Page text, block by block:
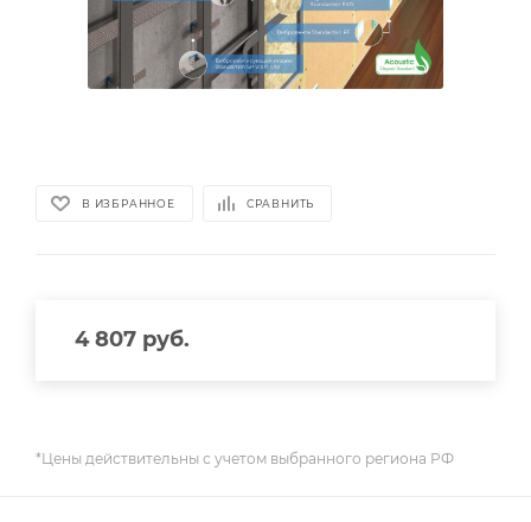
В ИЗБРАННОЕ СРАВНИТЬ
4 807 руб.
*Цены действительны с учетом выбранного региона РФ